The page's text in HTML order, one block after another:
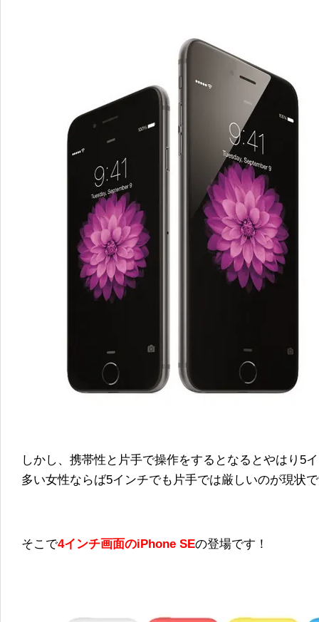
しかし、携帯性と片手で操作をするとなるとやはり5
多い女性ならば5インチでも片手では厳しいのが現状
そこで4インチ画面のiPhone SEの登場です！